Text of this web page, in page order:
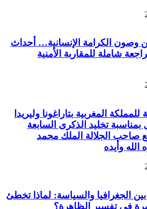
وصون الكرامة الإنسانية… أحداث
شاملة للمقاربة الأمنية
للمملكة المغربية بتاراغونا وليريدا
بمناسبة تخليد الذكرى السابعة
صاحب الجلالة الملك محمد
وأيده
الجغرافيا والسياسة: لماذا تخطئ
في تفسير الظاهرة؟